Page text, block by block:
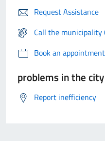
Request Assistance
Call the
Book an appointment
problems in the city
Report inefficiency